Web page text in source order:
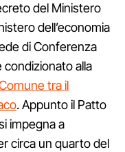
del Ministero
dell’economia
di Conferenza
alla
tra il
. Appunto il Patto
impegna a
circa un quarto del